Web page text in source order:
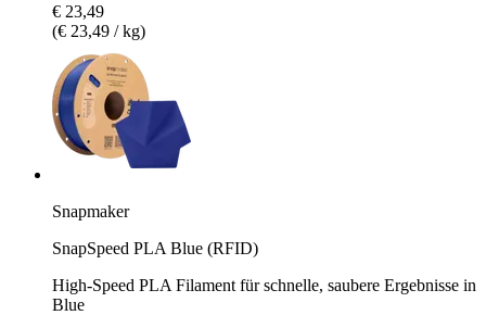
€ 23,49
(€ 23,49 / kg)
Snapmaker
SnapSpeed PLA Blue (RFID)
High-Speed PLA Filament für schnelle, saubere Ergebnisse in
Blue